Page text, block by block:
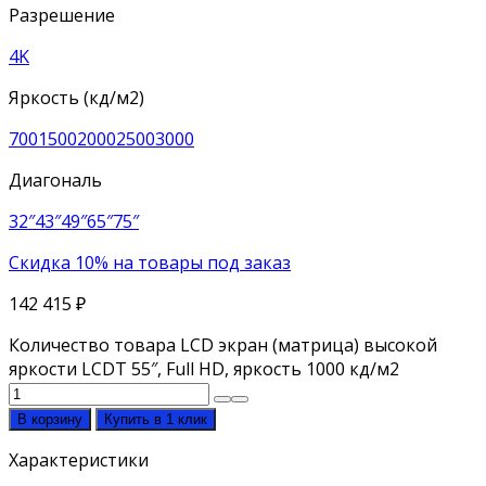
Разрешение
4K
Яркость (кд/м2)
7001500200025003000
Диагональ
32″43″49″65″75″
Скидка 10% на товары под заказ
142 415 ₽
Количество товара LCD экран (матрица) высокой
яркости LCDT 55″, Full HD, яркость 1000 кд/м2
В корзину Купить в 1 клик
Характеристики